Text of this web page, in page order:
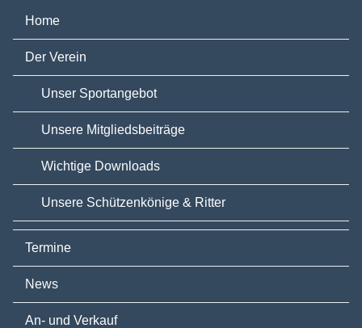
Home
Der Verein
Unser Sportangebot
Unsere Mitgliedsbeiträge
Wichtige Downloads
Unsere Schützenkönige & Ritter
Termine
News
An- und Verkauf